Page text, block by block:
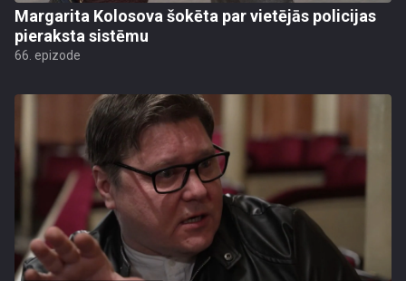
Margarita Kolosova šokēta par vietējās policijas
pieraksta sistēmu
66. epizode